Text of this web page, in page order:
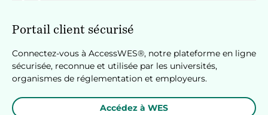
Portail client sécurisé
Connectez-vous à AccessWES®, notre plateforme en ligne
sécurisée, reconnue et utilisée par les universités,
organismes de réglementation et employeurs.
Accédez à WES